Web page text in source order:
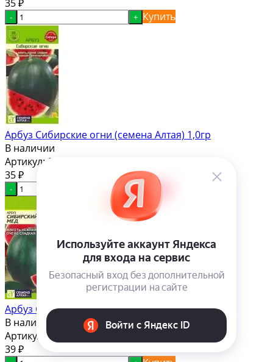
35 ₽
- + Купить
Арбуз Сибирские огни (семена Алтая) 1,0гр
В наличии
Артикул: 00-00005849
35 ₽
- Купить
Арбуз Сибирский мед (семена Алтая) 1,0 гр
В наличии
Артикул: 00-00004961
39 ₽